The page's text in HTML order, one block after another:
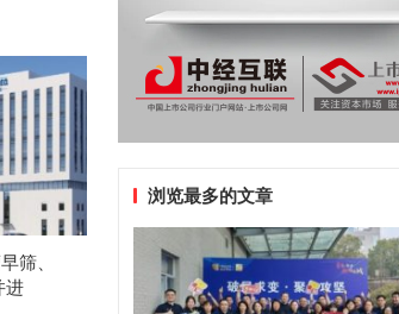
筛、
进
浏览最多的文章